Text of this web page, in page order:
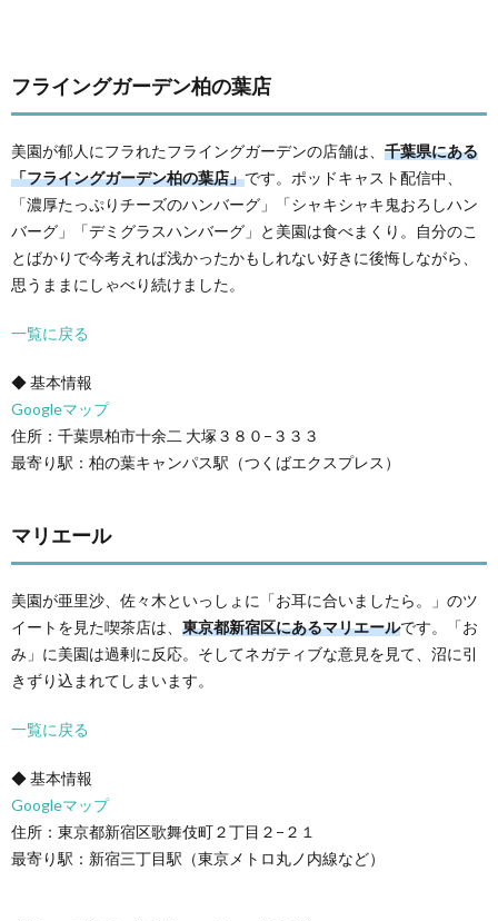
フライングガーデン柏の葉店
美園が郁人にフラれたフライングガーデンの店舗は、 千葉県にある
「フライングガーデン柏の葉店」です。ポッドキャスト配信中、
「濃厚たっぷりチーズのハンバーグ」「シャキシャキ鬼おろしハン
バーグ」「デミグラスハンバーグ」と美園は食べまくり。自分のこ
とばかりで今考えれば浅かったかもしれない好きに後悔しながら、
思うままにしゃべり続けました。
一覧に戻る
◆ 基本情報
Googleマップ
住所：千葉県柏市十余二 大塚３８０−３３３
最寄り駅：柏の葉キャンパス駅（つくばエクスプレス）
マリエール
美園が亜里沙、佐々木といっしょに「お耳に合いましたら。」のツ
イートを見た喫茶店は、 東京都新宿区にあるマリエールです。「お
み」に美園は過剰に反応。そしてネガティブな意見を見て、沼に引
きずり込まれてしまいます。
一覧に戻る
◆ 基本情報
Googleマップ
住所：東京都新宿区歌舞伎町２丁目２−２１
最寄り駅：新宿三丁目駅（東京メトロ丸ノ内線など）